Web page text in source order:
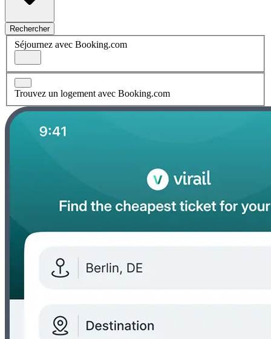
Rechercher
Séjournez avec Booking.com
Trouvez un logement avec Booking.com